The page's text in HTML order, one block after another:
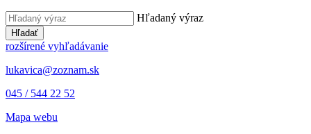
Hľadaný výraz
Hľadať
rozšírené vyhľadávanie
lukavica@zoznam.sk
045 / 544 22 52
Mapa webu